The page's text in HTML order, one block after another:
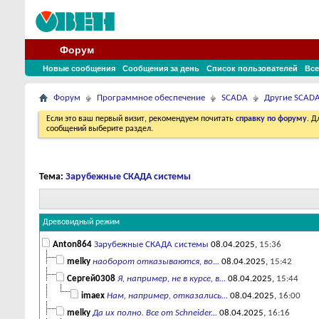
Форум
Новые сообщения Сообщения за день Список пользователей
Форум Программное обеспечение SCADA Другие
Если это ваш первый визит, рекомендуем почитать справку по форуму.
сообщений выберите раздел.
Тема: Зарубежные СКАДА системы
Древовидный режим
Anton864 Зарубежные СКАДА системы 08.04.2025, 15:36
melky наоборот отказываются, во... 08.04.2025, 15:42
Сергей0308 Я, например, не в курсе, в... 08.04.2025, 15:44
imaex Нам, например, отказались... 08.04.2025, 16:00
melky Да их полно. Все от Schneider... 08.04.2025, 16:16